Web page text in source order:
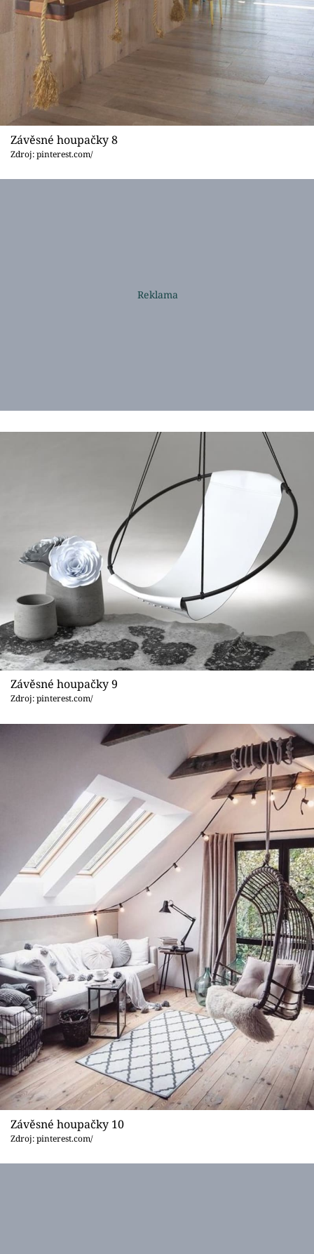
Závěsné houpačky 8
Zdroj: pinterest.com/
Závěsné houpačky 9
Zdroj: pinterest.com/
Závěsné houpačky 10
Zdroj: pinterest.com/